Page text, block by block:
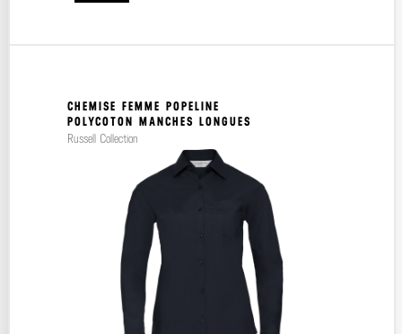
CHEMISE FEMME POPELINE
POLYCOTON MANCHES LONGUES
Russell Collection